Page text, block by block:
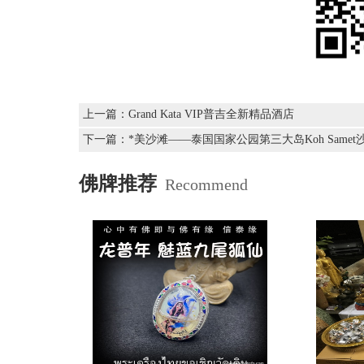
上一篇： Grand Kata VIP普吉全新精品酒店
下一篇： *美沙滩——泰国国家公园第三大岛Koh Samet
佛牌推荐 Recommend